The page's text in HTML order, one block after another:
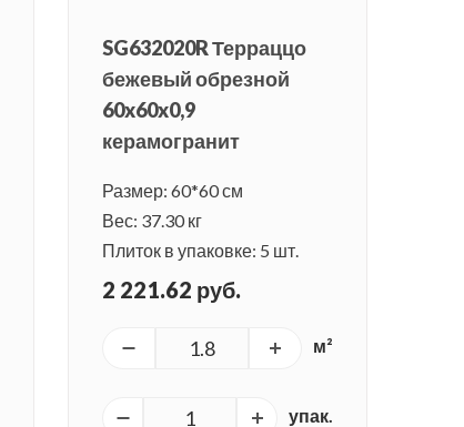
SG632020R Терраццо
бежевый обрезной
60x60x0,9
керамогранит
Размер: 60*60 см
Вес: 37.30 кг
Плиток в упаковке: 5 шт.
2 221.62 руб.
м²
упак.